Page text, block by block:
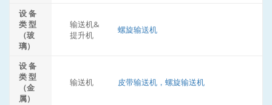
设 备
类 型
（玻
璃）
输送机&
提升机
螺旋输送机
设 备
类 型
（金
属）
输送机 皮带输送机，螺旋输送机